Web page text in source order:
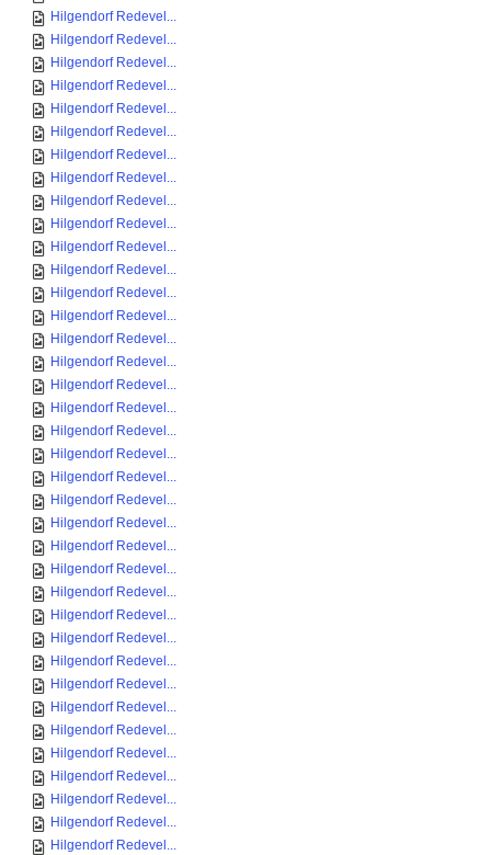
Hilgendorf Redevel...
Hilgendorf Redevel...
Hilgendorf Redevel...
Hilgendorf Redevel...
Hilgendorf Redevel...
Hilgendorf Redevel...
Hilgendorf Redevel...
Hilgendorf Redevel...
Hilgendorf Redevel...
Hilgendorf Redevel...
Hilgendorf Redevel...
Hilgendorf Redevel...
Hilgendorf Redevel...
Hilgendorf Redevel...
Hilgendorf Redevel...
Hilgendorf Redevel...
Hilgendorf Redevel...
Hilgendorf Redevel...
Hilgendorf Redevel...
Hilgendorf Redevel...
Hilgendorf Redevel...
Hilgendorf Redevel...
Hilgendorf Redevel...
Hilgendorf Redevel...
Hilgendorf Redevel...
Hilgendorf Redevel...
Hilgendorf Redevel...
Hilgendorf Redevel...
Hilgendorf Redevel...
Hilgendorf Redevel...
Hilgendorf Redevel...
Hilgendorf Redevel...
Hilgendorf Redevel...
Hilgendorf Redevel...
Hilgendorf Redevel...
Hilgendorf Redevel...
Hilgendorf Redevel...